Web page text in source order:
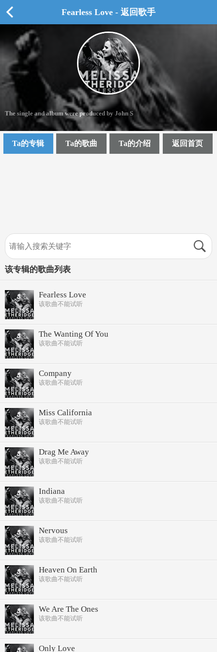
Fearless Love - 返回歌手
The single and album were produced by John S
Ta的专辑 Ta的歌曲 Ta的介绍 返回首页
该专辑的歌曲列表
Fearless Love
该歌曲不能试听
The Wanting Of You
该歌曲不能试听
Company
该歌曲不能试听
Miss California
该歌曲不能试听
Drag Me Away
该歌曲不能试听
Indiana
该歌曲不能试听
Nervous
该歌曲不能试听
Heaven On Earth
该歌曲不能试听
We Are The Ones
该歌曲不能试听
Only Love